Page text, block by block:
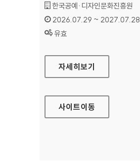
기관명 :
한국공예·디자인문화진흥원
인증기간 :
2026.07.29 ~ 2027.07.28
상태 :
유효
공예포털
자세히보기
사이트이동